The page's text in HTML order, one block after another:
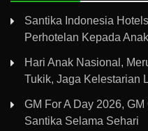
Santika Indonesia
Perhotelan Kepada
Hari Anak Nasional,
Tukik, Jaga Kelestarian
GM For A Day 2026,
Santika Selama Sehari